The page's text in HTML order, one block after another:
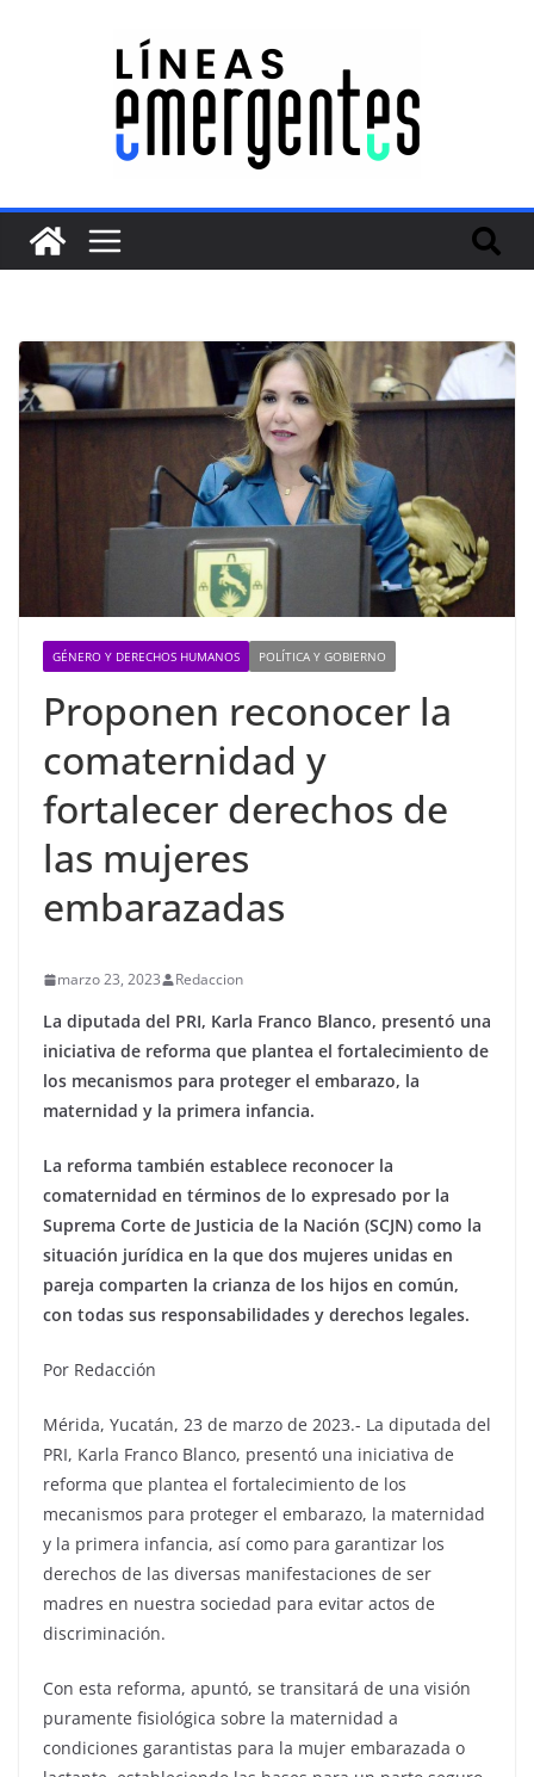
GÉNERO Y DERECHOS HUMANOS POLÍTICA Y GOBIERNO
Proponen reconocer la
comaternidad y
fortalecer derechos de
las mujeres
embarazadas
marzo 23, 2023 Redaccion
La diputada del PRI, Karla Franco Blanco, presentó una
iniciativa de reforma que plantea el fortalecimiento de
los mecanismos para proteger el embarazo, la
maternidad y la primera infancia.
La reforma también establece reconocer la
comaternidad en términos de lo expresado por la
Suprema Corte de Justicia de la Nación (SCJN) como la
situación jurídica en la que dos mujeres unidas en
pareja comparten la crianza de los hijos en común,
con todas sus responsabilidades y derechos legales.
Por Redacción
Mérida, Yucatán, 23 de marzo de 2023.- La diputada del
PRI, Karla Franco Blanco, presentó una iniciativa de
reforma que plantea el fortalecimiento de los
mecanismos para proteger el embarazo, la maternidad
y la primera infancia, así como para garantizar los
derechos de las diversas manifestaciones de ser
madres en nuestra sociedad para evitar actos de
discriminación.
Con esta reforma, apuntó, se transitará de una visión
puramente fisiológica sobre la maternidad a
condiciones garantistas para la mujer embarazada o